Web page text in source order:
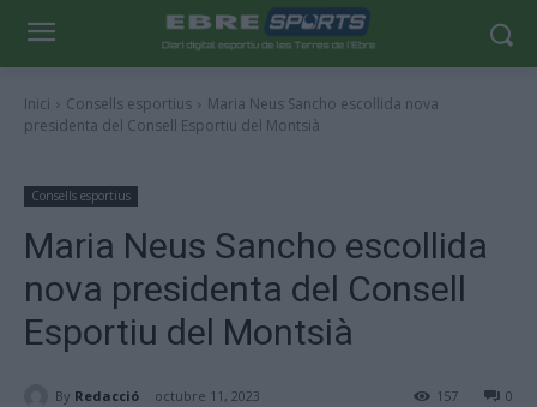
Inici Consells esportius
Maria Neus Sancho escollida nova
presidenta del Consell Esportiu del Montsià
Consells esportius
Maria Neus Sancho escollida
nova presidenta del Consell
Esportiu del Montsià
By Redacció octubre 11, 2023 0
157